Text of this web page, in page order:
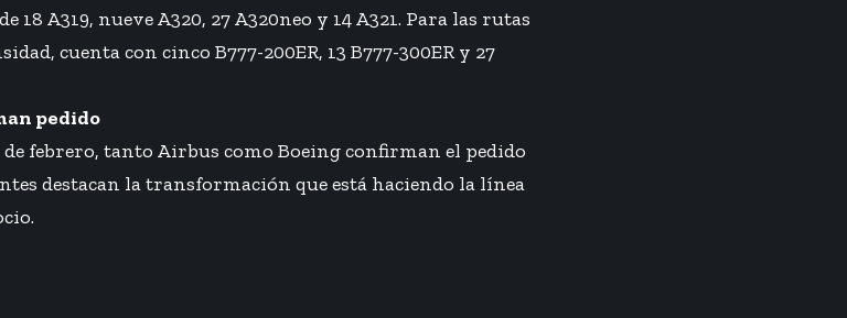
A319, nueve A320, 27 A320neo y 14 A321. Para las rutas
cuenta con cinco B777-200ER, 13 B777-300ER y 27
pedido
febrero, tanto Airbus como Boeing confirman el pedido
destacan la transformación que está haciendo la línea